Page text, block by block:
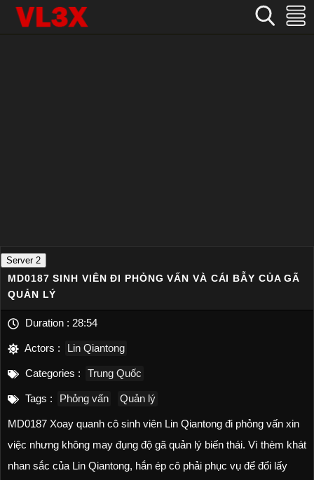
Home Trung Quốc
MD0187 sinh viên đi phỏng vấn và cái bẫy của gã quản lý
Server 2
MD0187 SINH VIÊN ĐI PHỎNG VẤN VÀ CÁI BẪY CỦA GÃ
QUẢN LÝ
Duration : 28:54
Actors : Lin Qiantong
Categories : Trung Quốc
Tags : Phỏng vấn Quản lý
MD0187 Xoay quanh cô sinh viên Lin Qiantong đi phỏng vấn xin
việc nhưng không may đụng độ gã quản lý biến thái. Vì thèm khát
nhan sắc của Lin Qiantong, hắn ép cô phải phục vụ để đổi lấy